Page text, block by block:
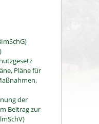
Pläne für
der
Beitrag zur